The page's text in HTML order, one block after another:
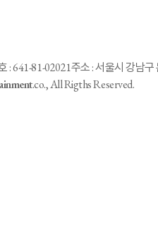
: 641-81-02021주소 : 서울시 강남
.co., All Rigths Reserved.